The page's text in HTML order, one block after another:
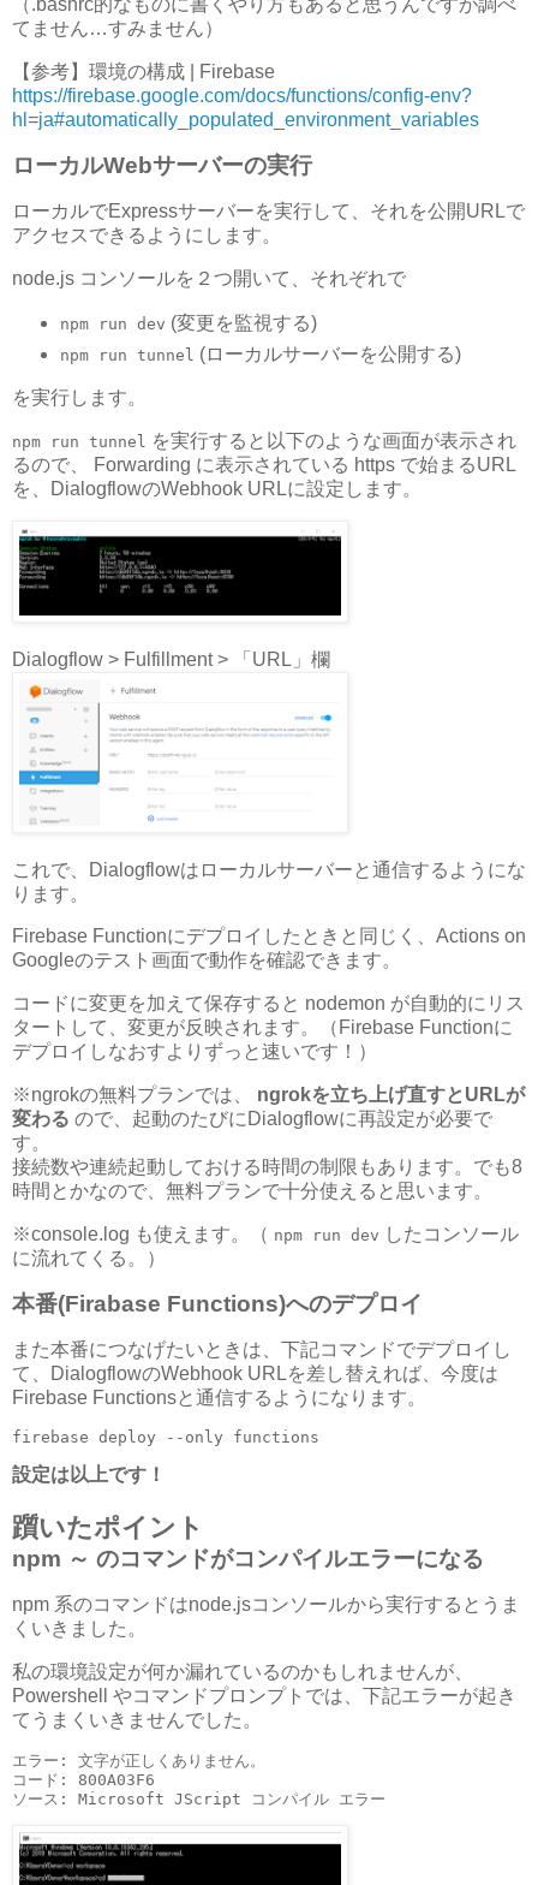
（.bashrc的なものに書くやり方もあると思うんですが調べ
てません…すみません）
【参考】環境の構成 | Firebase
https://firebase.google.com/docs/functions/config-env?
hl=ja#automatically_populated_environment_variables
ローカルWebサーバーの実行
ローカルでExpressサーバーを実行して、それを公開URLで
アクセスできるようにします。
node.js コンソールを２つ開いて、それぞれで
npm run dev (変更を監視する)
npm run tunnel (ローカルサーバーを公開する)
を実行します。
npm run tunnel を実行すると以下のような画面が表示され
るので、 Forwarding に表示されている https で始まるURL
を、DialogflowのWebhook URLに設定します。
Dialogflow > Fulfillment > 「URL」欄
これで、Dialogflowはローカルサーバーと通信するようにな
ります。
Firebase Functionにデプロイしたときと同じく、Actions on
Googleのテスト画面で動作を確認できます。
コードに変更を加えて保存すると nodemon が自動的にリス
タートして、変更が反映されます。（Firebase Functionに
デプロイしなおすよりずっと速いです！）
※ngrokの無料プランでは、 ngrokを立ち上げ直すとURLが
変わる ので、起動のたびにDialogflowに再設定が必要で
す。
接続数や連続起動しておける時間の制限もあります。でも8
時間とかなので、無料プランで十分使えると思います。
※console.log も使えます。（ npm run dev したコンソール
に流れてくる。）
本番(Firabase Functions)へのデプロイ
また本番につなげたいときは、下記コマンドでデプロイし
て、DialogflowのWebhook URLを差し替えれば、今度は
Firebase Functionsと通信するようになります。
firebase deploy --only functions
設定は以上です！
躓いたポイント
npm ～ のコマンドがコンパイルエラーになる
npm 系のコマンドはnode.jsコンソールから実行するとうま
くいきました。
私の環境設定が何か漏れているのかもしれませんが、
Powershell やコマンドプロンプトでは、下記エラーが起き
てうまくいきませんでした。
エラー: 文字が正しくありません。
コード: 800A03F6
ソース: Microsoft JScript コンパイル エラー